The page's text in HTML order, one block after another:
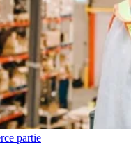
partie